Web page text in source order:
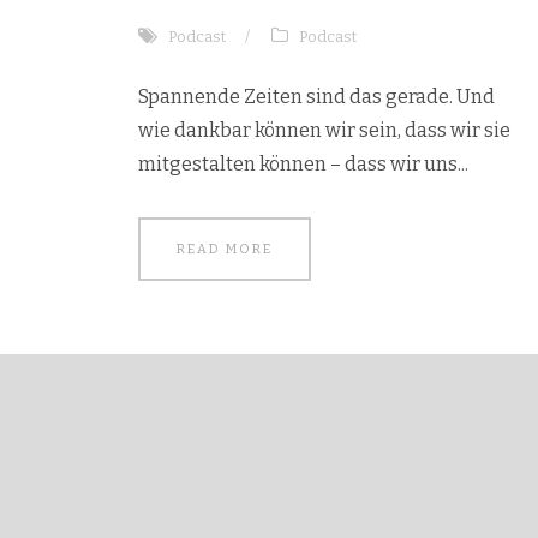
Podcast / Podcast
Spannende Zeiten sind das gerade. Und
wie dankbar können wir sein, dass wir sie
mitgestalten können – dass wir uns...
READ MORE